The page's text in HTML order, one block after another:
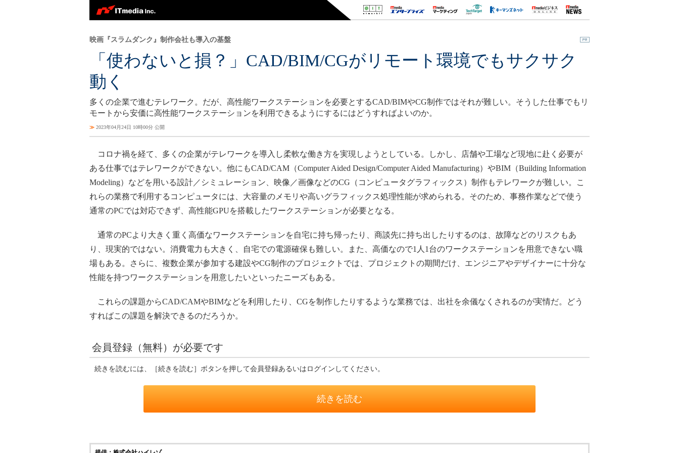
「使わないと損？」CAD/BIM/CGがリモート環境でもサクサク
動く
映画『スラムダンク』制作会社も導入の基盤
多くの企業で進むテレワーク。だが、高性能ワークステーションを必要とするCAD/BIMやCG制作ではそれが難しい。そうした仕事でもリ
モートから安価に高性能ワークステーションを利用できるようにするにはどうすればよいのか。
≫ 2023年04月24日 10時00分 公開
コロナ禍を経て、多くの企業がテレワークを導入し柔軟な働き方を実現しようとしている。しかし、店舗や工場など現地に赴く必要が
ある仕事ではテレワークができない。他にもCAD/CAM（Computer Aided Design/Computer Aided Manufacturing）やBIM（Building Information
Modeling）などを用いる設計／シミュレーション、映像／画像などのCG（コンピュータグラフィックス）制作もテレワークが難しい。こ
れらの業務で利用するコンピュータには、大容量のメモリや高いグラフィックス処理性能が求められる。そのため、事務作業などで使う
通常のPCでは対応できず、高性能GPUを搭載したワークステーションが必要となる。
通常のPCより大きく重く高価なワークステーションを自宅に持ち帰ったり、商談先に持ち出したりするのは、故障などのリスクもあ
り、現実的ではない。消費電力も大きく、自宅での電源確保も難しい。また、高価なので1人1台のワークステーションを用意できない職
場もある。さらに、複数企業が参加する建設やCG制作のプロジェクトでは、プロジェクトの期間だけ、エンジニアやデザイナーに十分な
性能を持つワークステーションを用意したいといったニーズもある。
これらの課題からCAD/CAMやBIMなどを利用したり、CGを制作したりするような業務では、出社を余儀なくされるのが実情だ。どう
すればこの課題を解決できるのだろうか。
会員登録（無料）が必要です
続きを読むには、［続きを読む］ボタンを押して会員登録あるいはログインしてください。
続きを読む